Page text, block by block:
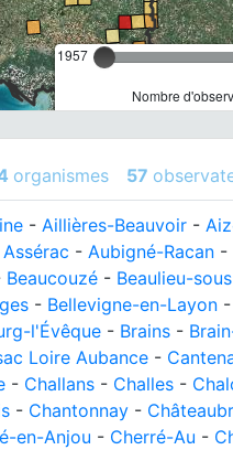
1957
Nombre
organismes 57
- Aillières-Beauvoir -
Assérac - Aubigné-Racan -
Beaucouzé - Beaulieu-
- Bellevigne-en-Layon
l'Évêque - Brains -
Loire Aubance -
- Challans - Challes -
- Chantonnay -
en-Anjou - Cherré-Au -